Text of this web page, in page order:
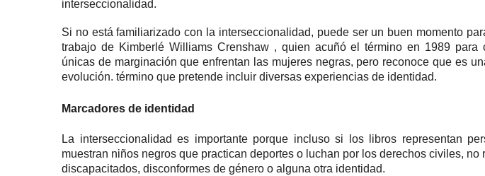
interseccionalidad.
Si no está familiarizado con la interseccionalidad, puede ser un buen momento
trabajo de Kimberlé Williams Crenshaw, quien acuñó el término en 1989 para
únicas de marginación que enfrentan las mujeres negras, pero reconoce que es
evolución. término que pretende incluir diversas experiencias de identidad.
Marcadores de identidad
La interseccionalidad es importante porque incluso si los libros representan
muestran niños negros que practican deportes o luchan por los derechos civiles, no
discapacitados, disconformes de género o alguna otra identidad.